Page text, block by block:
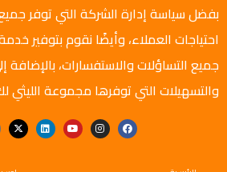
بفضل سياسة إدارة الشركة التي توفر جميع
احتياجات العملاء، وأيضًا نقوم بتوفير
جميع التساؤلات والاستفسارات،
والتسهيلات التي توفرها مجموعة الليثي